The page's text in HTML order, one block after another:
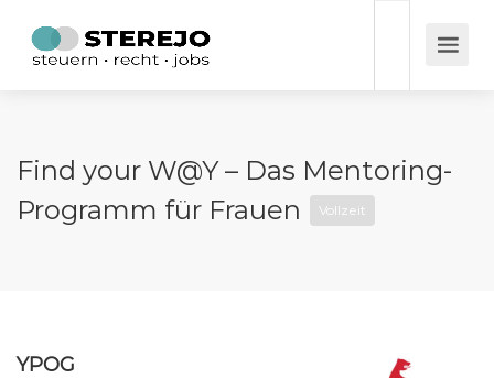
Find your W@Y – Das Mentoring-
Programm für Frauen
Vollzeit
YPOG